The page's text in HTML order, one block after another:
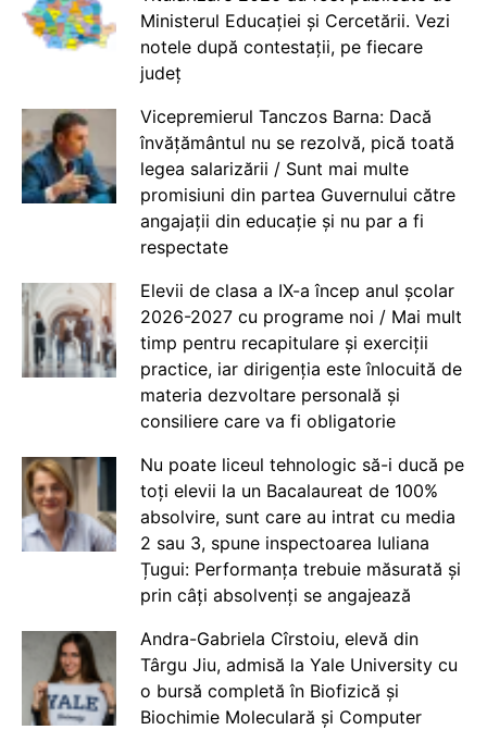
Ministerul Educației și Cercetării. Vezi
notele după contestații, pe fiecare
județ
Vicepremierul Tanczos Barna: Dacă
învățământul nu se rezolvă, pică toată
legea salarizării / Sunt mai multe
promisiuni din partea Guvernului către
angajații din educație și nu par a fi
respectate
Elevii de clasa a IX-a încep anul școlar
2026-2027 cu programe noi / Mai mult
timp pentru recapitulare și exerciții
practice, iar dirigenția este înlocuită de
materia dezvoltare personală și
consiliere care va fi obligatorie
Nu poate liceul tehnologic să-i ducă pe
toți elevii la un Bacalaureat de 100%
absolvire, sunt care au intrat cu media
2 sau 3, spune inspectoarea Iuliana
Țugui: Performanța trebuie măsurată și
prin câți absolvenți se angajează
Andra-Gabriela Cîrstoiu, elevă din
Târgu Jiu, admisă la Yale University cu
o bursă completă în Biofizică și
Biochimie Moleculară și Computer